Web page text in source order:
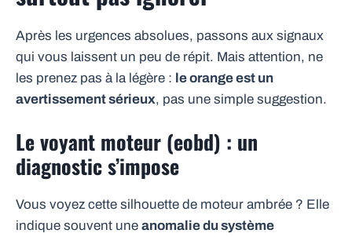
Après les urgences absolues, passons aux signaux
qui vous laissent un peu de répit. Mais attention, ne
les prenez pas à la légère : le orange est un
avertissement sérieux, pas une simple suggestion.
Le voyant moteur (eobd) : un
diagnostic s’impose
Vous voyez cette silhouette de moteur ambrée ? Elle
indique souvent une anomalie du système